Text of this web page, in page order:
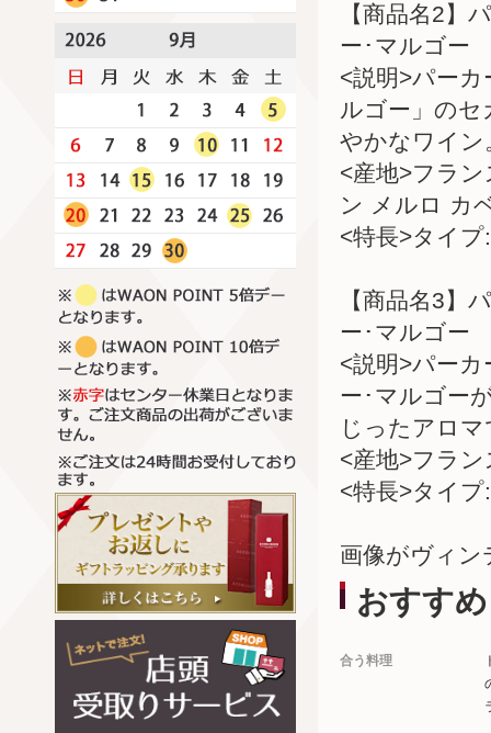
【商品名2】
ー･マルゴー
<説明>パー
ルゴー」の
やかなワイン
<産地>フラ
ン メルロ カ
<特長>タイ
【商品名3】
ー･マルゴー
<説明>パー
ー･マルゴー
じったアロ
<産地>フラ
<特長>タイ
画像がヴィン
おすすめ
合う料理